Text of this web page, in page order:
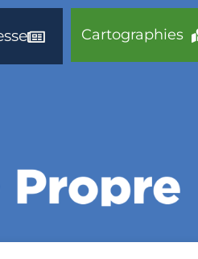
Cartographies